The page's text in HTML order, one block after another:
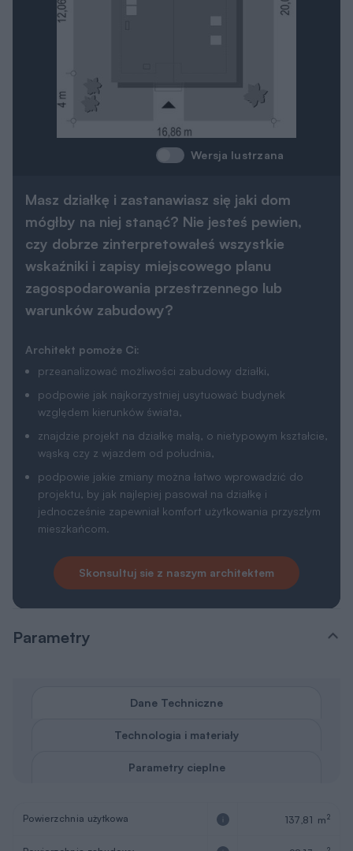
Wersja lustrzana
Masz działkę i zastanawiasz się jaki dom
mógłby na niej stanąć? Nie jesteś pewien,
czy dobrze zinterpretowałeś wszystkie
wskaźniki i zapisy miejscowego planu
zagospodarowania przestrzennego lub
warunków zabudowy?
Architekt pomoże Ci:
przeanalizować możliwości zabudowy działki,
podpowie jak najkorzystniej usytuować budynek
względem kierunków świata,
znajdzie projekt na działkę małą, o nietypowym kształcie,
wąską czy z wjazdem od południa,
podpowie jakie zmiany można łatwo wprowadzić do
projektu, by jak najlepiej pasował na działkę i
jednocześnie zapewniał komfort użytkowania przyszłym
mieszkańcom.
Skonsultuj sie z naszym architektem
Parametry
Dane Techniczne
Technologia i materiały
Parametry cieplne
Powierzchnia użytkowa 137,81 m2